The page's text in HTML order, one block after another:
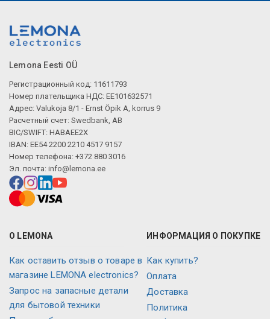
Lemona Eesti OÜ
Регистрационный код: 11611793
Номер плательщика НДС: EE101632571
Адрес: Valukoja 8/1 - Ernst Öpik A, korrus 9
Расчетный счет: Swedbank, AB
BIC/SWIFT: HABAEE2X
IBAN: EE54 2200 2210 4517 9157
Номер телефона: +372 880 3016
Эл. почта: info@lemona.ee
О LEMONA
Как оставить отзыв о товаре в
магазине LEMONA electronics?
Запрос на запасные детали
для бытовой техники
ИНФОРМАЦИЯ О ПОКУПКЕ
Как купить?
Оплата
Доставка
Политика